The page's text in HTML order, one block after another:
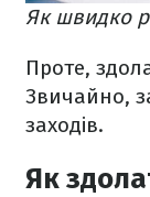
Як швидко
Проте,
Звичайно,
заходів.
Як